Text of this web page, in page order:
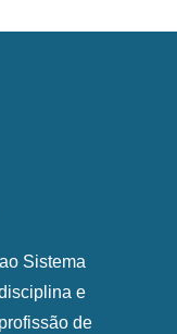
Sistema
e
de